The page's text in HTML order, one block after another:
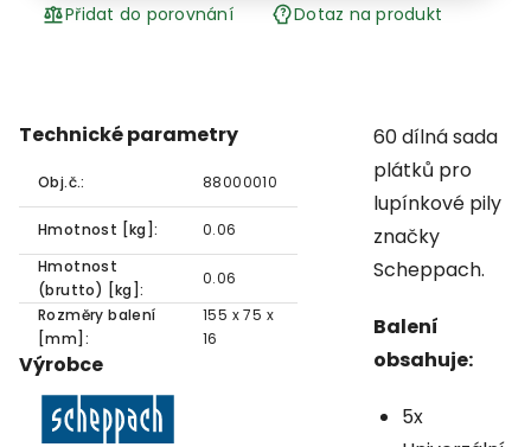
Přidat do porovnání Dotaz na produkt
Technické parametry
Obj.č.: 88000010
Hmotnost [kg]:
0.06
Hmotnost
(brutto) [kg]:
0.06
Rozměry balení
[mm]:
155 x 75 x
16
Výrobce
60 dílná sada
plátků pro
lupínkové pily
značky
Scheppach.
Balení
obsahuje:
5x